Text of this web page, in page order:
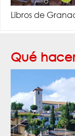
Libros de
Qué